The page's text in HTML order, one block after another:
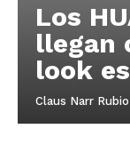
Los
llegan
look
Claus Narr Rubio